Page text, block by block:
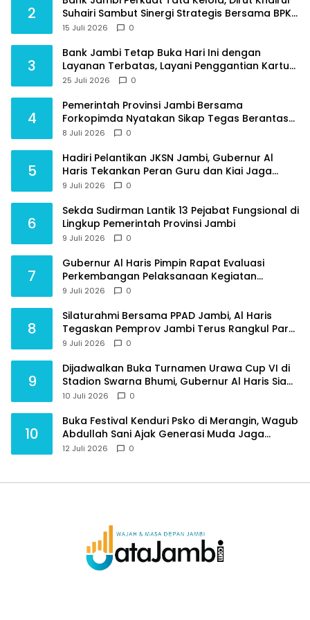
2
Suhairi Sambut Sinergi Strategis Bersama BPKP
Jambi
15 Juli 2026 0
3
Bank Jambi Tetap Buka Hari Ini dengan
Layanan Terbatas, Layani Penggantian Kartu
ATM dan Perubahan PIN
25 Juli 2026 0
4
Pemerintah Provinsi Jambi Bersama
Forkopimda Nyatakan Sikap Tegas Berantas
Geng Motor
8 Juli 2026 0
5
Hadiri Pelantikan JKSN Jambi, Gubernur Al
Haris Tekankan Peran Guru dan Kiai Jaga
Moral Generasi Bangsa
9 Juli 2026 0
6
Sekda Sudirman Lantik 13 Pejabat Fungsional di
Lingkup Pemerintah Provinsi Jambi
9 Juli 2026 0
7
Gubernur Al Haris Pimpin Rapat Evaluasi
Perkembangan Pelaksanaan Kegiatan
Pembangunan Triwulan II TA 2026
9 Juli 2026 0
8
Silaturahmi Bersama PPAD Jambi, Al Haris
Tegaskan Pemprov Jambi Terus Rangkul Para
Purnawirawan
9 Juli 2026 0
9
Dijadwalkan Buka Turnamen Urawa Cup VI di
Stadion Swarna Bhumi, Gubernur Al Haris Siap
Berlaga Lawan Tim Urawa
10 Juli 2026 0
10
Buka Festival Kenduri Psko di Merangin, Wagub
Abdullah Sani Ajak Generasi Muda Jaga
Budaya dan Jauhi Narkoba
12 Juli 2026 0